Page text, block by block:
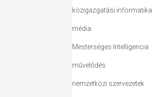
közigazgatási informatika
média
Mesterséges Intelligencia
művelődés
nemzetközi szervezetek